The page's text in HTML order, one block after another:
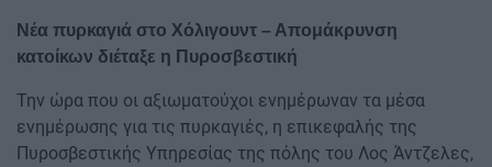
Νέα πυρκαγιά στο Χόλιγουντ – Απομάκρυνση
κατοίκων διέταξε η Πυροσβεστική
Την ώρα που οι αξιωματούχοι ενημέρωναν τα μέσα
ενημέρωσης για τις πυρκαγιές, η επικεφαλής της
Πυροσβεστικής Υπηρεσίας της πόλης του Λος Άντζελες,